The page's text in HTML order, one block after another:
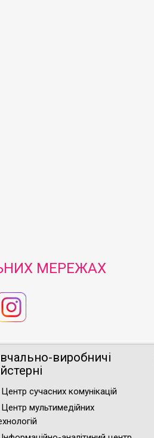
МЕРЕЖАХ
виробничі
Центр сучасних комунікацій
Центр мультимедійних